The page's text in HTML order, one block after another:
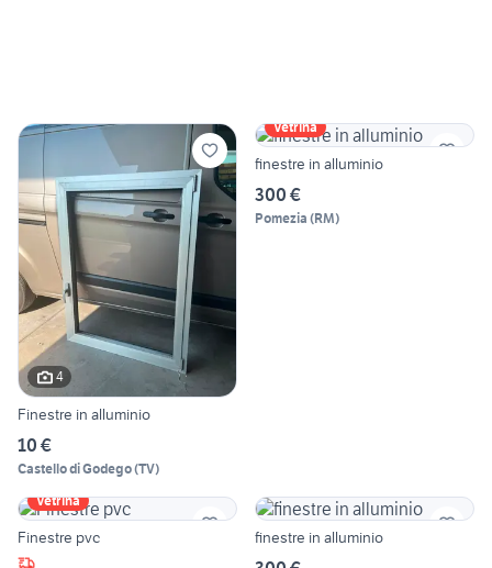
4
Finestre in alluminio
10 €
Castello di Godego(TV)
Vetrina
finestre in alluminio
300 €
Pomezia (RM)
Vetrina
Finestre pvc finestre in alluminio